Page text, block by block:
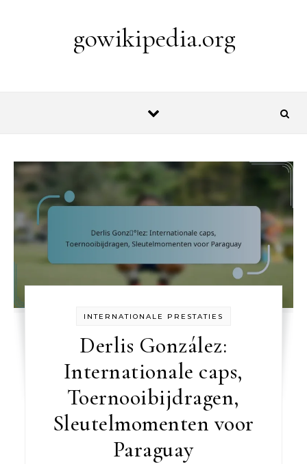
gowikipedia.org
INTERNATIONALE PRESTATIES
Derlis González:
Internationale caps,
Toernooibijdragen,
Sleutelmomenten voor
Paraguay